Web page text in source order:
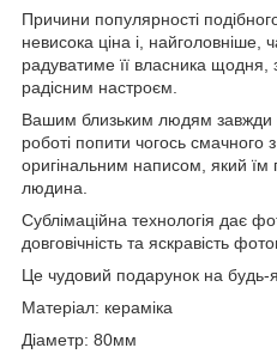
Причини популярності
невисока ціна і,
радуватиме її власника
радісним настроєм.
Вашим близьким людям
роботі попити чогось
оригінальним написом, який їм
людина.
Сублімаційна технологія дає
довговічність та яскравість
Це чудовий подарунок на будь-
Матеріал: кераміка
Діаметр: 80мм